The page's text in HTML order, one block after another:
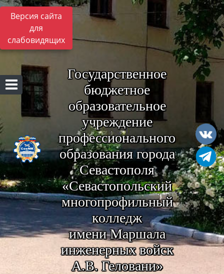
Версия сайта
для
слабовидящих
Государственное
бюджетное
образовательное
учреждение
профессионального
образования города
Севастополя
«Севастопольский
многопрофильный
колледж
имени Маршала
инженерных войск
А.В. Геловани»